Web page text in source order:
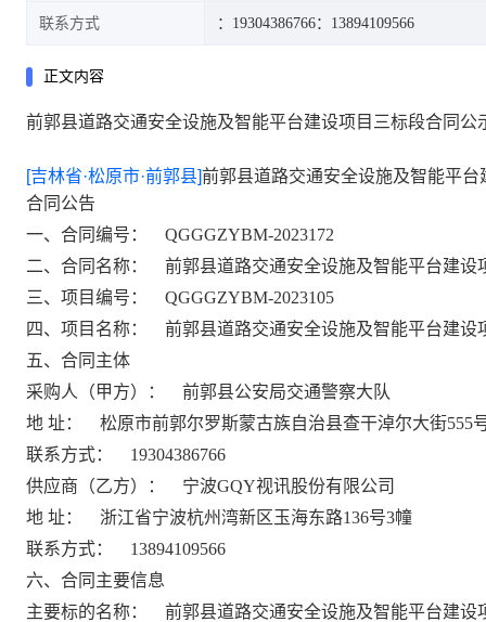
联系方式 ：19304386766：13894109566
正文内容
前郭县道路交通安全设施及智能平台建设项目三标段合同公
[吉林省·松原市·前郭县]前郭县道路交通安全设施及智能平
合同公告
一、合同编号：
QGGGZYBM-20231 72
二、合同名称：
前郭县道路交通安全设施及智能平台建设
三、项目编号：
QGGGZYBM-2023105
四、项目名称：
前郭县道路交通安全设施及智能平台建设
五、合同主体
采购人（甲方）：
前郭县公安局交通警察大队
地 址： 松原市前郭尔罗斯蒙古族自治县查干淖尔大街555
联系方式：
19304386766
供应商（乙方）：
宁波GQY视讯股份有限公司
地 址： 浙江省宁波杭州湾新区玉海东路136号3幢
联系方式：
13894109566
六、合同主要信息
主要标的名称：
前郭县道路交通安全设施及智能平台建设